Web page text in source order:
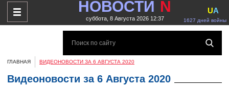
НОВОСТИ N
суббота, 8 Августа 2026 12:37 1627 дней войны
UA
ГЛАВНАЯ ВИДЕОНОВОСТИ ЗА 6 АВГУСТА 2020
Видеоновости за 6 Августа 2020